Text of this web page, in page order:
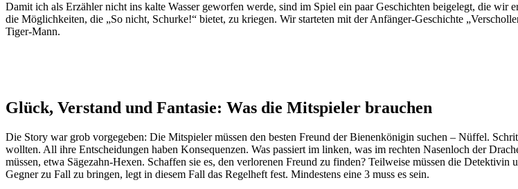
Damit ich als Erzähler nicht ins kalte Wasser geworfen werde, sind im Spiel ein paar Geschichten beigelegt, die
die Möglichkeiten, die „So nicht, Schurke!“ bietet, zu kriegen. Wir starteten mit der Anfänger-Geschichte
Tiger-Mann.
Glück, Verstand und Fantasie: Was die Mitspieler brauchen
Die Story war grob vorgegeben: Die Mitspieler müssen den besten Freund der Bienenkönigin suchen – Nüffel.
wollten. All ihre Entscheidungen haben Konsequenzen. Was passiert im linken, was im rechten Nasenloch der
müssen, etwa Sägezahn-Hexen. Schaffen sie es, den verlorenen Freund zu finden? Teilweise müssen die Detektivin
Gegner zu Fall zu bringen, legt in diesem Fall das Regelheft fest. Mindestens eine 3 muss es sein.